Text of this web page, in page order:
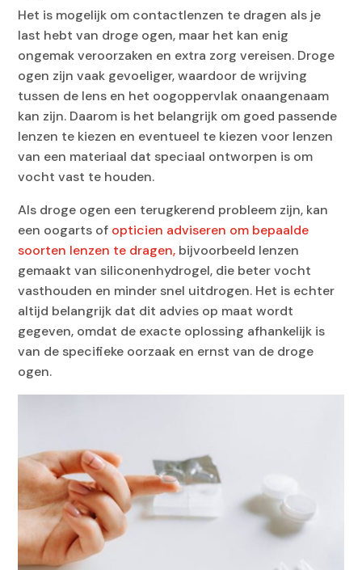
Het is mogelijk om contactlenzen te dragen als je
last hebt van droge ogen, maar het kan enig
ongemak veroorzaken en extra zorg vereisen. Droge
ogen zijn vaak gevoeliger, waardoor de wrijving
tussen de lens en het oogoppervlak onaangenaam
kan zijn. Daarom is het belangrijk om goed passende
lenzen te kiezen en eventueel te kiezen voor lenzen
van een materiaal dat speciaal ontworpen is om
vocht vast te houden.
Als droge ogen een terugkerend probleem zijn, kan
een oogarts of opticien adviseren om bepaalde
soorten lenzen te dragen, bijvoorbeeld lenzen
gemaakt van siliconenhydrogel, die beter vocht
vasthouden en minder snel uitdrogen. Het is echter
altijd belangrijk dat dit advies op maat wordt
gegeven, omdat de exacte oplossing afhankelijk is
van de specifieke oorzaak en ernst van de droge
ogen.